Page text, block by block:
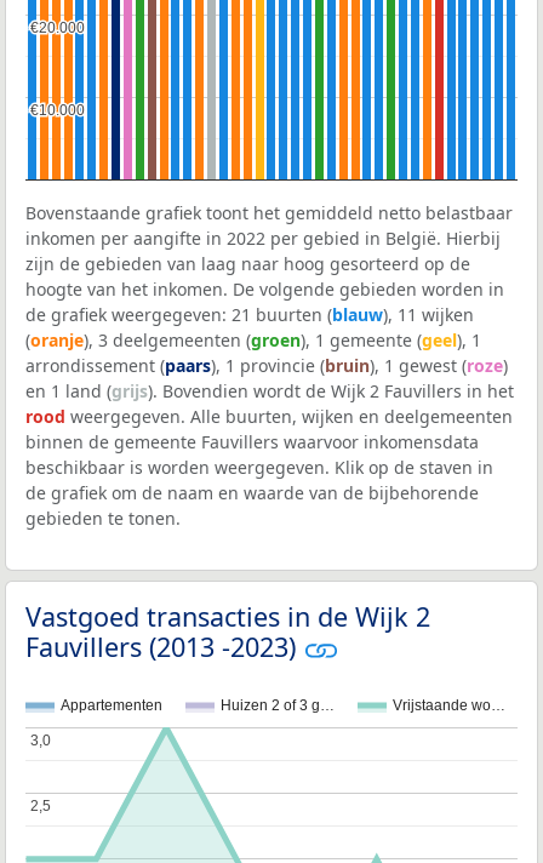
€10.000
€10.000
€20.000
€20.000
Bovenstaande grafiek toont het gemiddeld netto belastbaar
inkomen per aangifte in 2022 per gebied in België. Hierbij
zijn de gebieden van laag naar hoog gesorteerd op de
hoogte van het inkomen. De volgende gebieden worden in
de grafiek weergegeven: 21 buurten (blauw), 11 wijken
(oranje), 3 deelgemeenten (groen), 1 gemeente (geel), 1
arrondissement (paars), 1 provincie (bruin), 1 gewest (roze)
en 1 land (grijs). Bovendien wordt de Wijk 2 Fauvillers in het
rood weergegeven. Alle buurten, wijken en deelgemeenten
binnen de gemeente Fauvillers waarvoor inkomensdata
beschikbaar is worden weergegeven. Klik op de staven in
de grafiek om de naam en waarde van de bijbehorende
gebieden te tonen.
Vastgoed transacties in de Wijk 2
Fauvillers (2013 -2023)
Appartementen Huizen 2 of 3 g… Vrijstaande wo…
2,5
2,5
3,0
3,0